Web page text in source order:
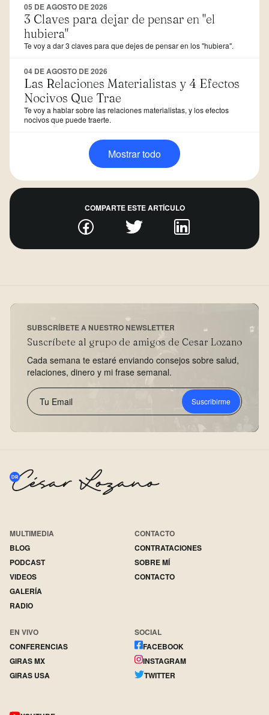
05 DE AGOSTO DE 2026
3 Claves para dejar de pensar en "el
hubiera"
Te voy a dar 3 claves para que dejes de pensar en los "hubiera".
04 DE AGOSTO DE 2026
Las Relaciones Materialistas y 4 Efectos
Nocivos Que Trae
Te voy a hablar sobre las relaciones materialistas, y los efectos
nocivos que puede traerte.
Mostrar todo
COMPARTE ESTE ARTÍCULO
SUBSCRÍBETE A NUESTRO NEWSLETTER
Suscríbete al grupo de amigos de Cesar Lozano
Cada semana te estaré enviando consejos sobre salud,
relaciones, dinero y mi frase semanal.
Suscribirme
MULTIMEDIA
BLOG
PODCAST
VIDEOS
GALERÍA
RADIO
CONTACTO
CONTRATACIONES
SOBRE MÍ
CONTACTO
EN VIVO
CONFERENCIAS
GIRAS MX
GIRAS USA
SOCIAL
FACEBOOK
INSTAGRAM
TWITTER